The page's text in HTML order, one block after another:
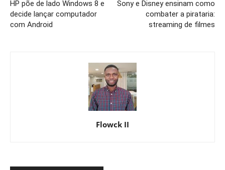
HP põe de lado Windows 8 e
decide lançar computador
com Android
Sony e Disney ensinam como
combater a pirataria:
streaming de filmes
Flowck II